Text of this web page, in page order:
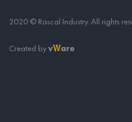
2020 © Rascal Industry. All rights
Created byvWare